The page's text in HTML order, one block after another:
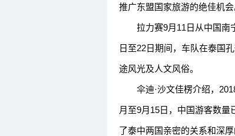
推广东盟国家旅游的绝佳机会
拉力赛9月11日从中国南
日至22日期间，车队在泰国
途风光及人文风俗。
伞迪·沙文佳楞介绍，2018
月至9月15日，中国游客数
了泰中两国亲密的关系和深厚